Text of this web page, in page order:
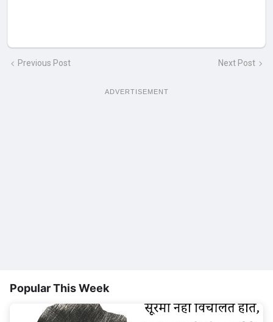
Previous Post Next Post
ADVERTISEMENT
Popular This Week